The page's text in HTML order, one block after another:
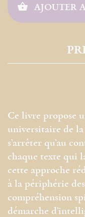
AJOUTER
Ce livre propose
universitaire de
s’arrêter qu’au
chaque texte qui
cette approche
à la périphérie
compréhension
démarche